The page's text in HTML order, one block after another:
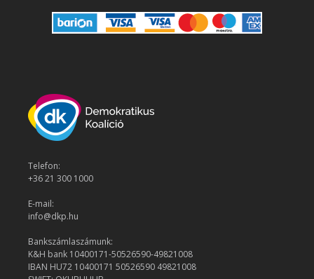
Telefon:
+36 21 300 1000
E-mail:
info@dkp.hu
Bankszámlaszámunk:
K&H bank 10400171-50526590-49821008
IBAN HU72 10400171 50526590 49821008